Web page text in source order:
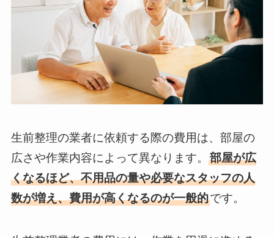
生前整理の業者に依頼する際の費用は、部屋の
広さや作業内容によって異なります。 部屋が広
くなるほど、不用品の量や必要なスタッフの人
数が増え、費用が高くなるのが一般的です。